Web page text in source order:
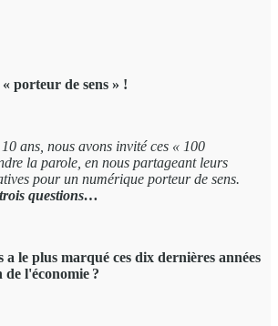
porteur de sens » !
ans , nous avons invité ces « 100
la parole, en nous partageant leurs
pour un numérique porteur de sens.
questions…
a le plus marqué ces dix dernières années
l'économie ?